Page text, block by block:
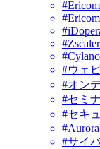
#Ericom
#Zscaler
#ウェ
#オン
#セミ
#セキ
#Aurora
#サイ